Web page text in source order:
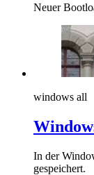
Neuer
windows all
In der
gespeichert.